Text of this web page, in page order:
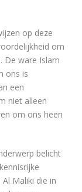
op deze
om
De ware Islam
ons is
een
niet alleen
om ons heen
belicht
Maliki die in